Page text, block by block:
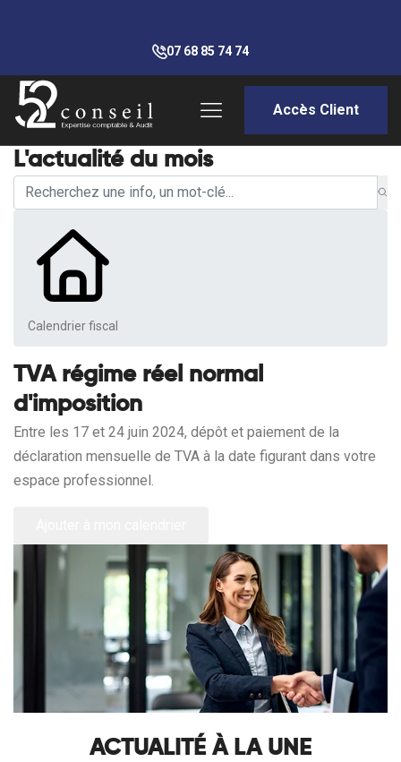
07 68 85 74 74
Accès Client
L'actualité du mois
Calendrier fiscal
TVA régime réel normal
d'imposition
Entre les 17 et 24 juin 2024, dépôt et paiement de la
déclaration mensuelle de TVA à la date figurant dans votre
espace professionnel.
ACTUALITÉ À LA UNE